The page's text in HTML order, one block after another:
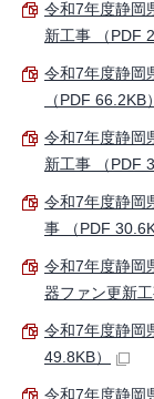
令和7年度静岡
新工事 （PDF
令和7年度静岡
（PDF 66.2KB）
令和7年度静岡
新工事 （PDF
令和7年度静岡
事 （PDF
令和7年度静岡
器ファン更新
令和7年度静岡
49.8KB）
令和7年度静岡